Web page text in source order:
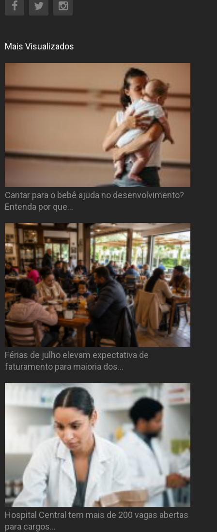
Mais Visualizados
Cantar para o bebê ajuda no desenvolvimento?
Entenda por que…
Férias de julho elevam expectativa de
faturamento para maioria dos…
Hospital Central tem mais de 200 vagas abertas
para cargos…